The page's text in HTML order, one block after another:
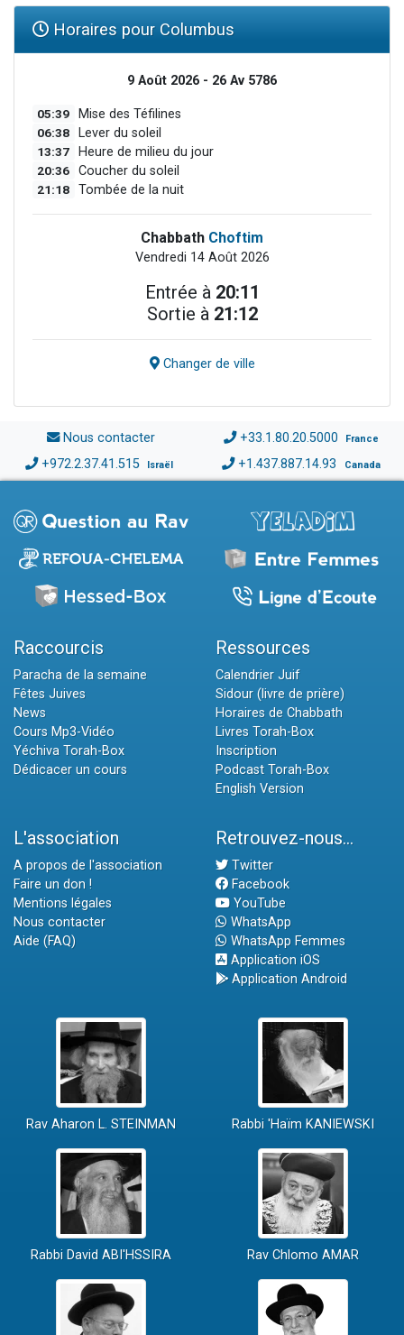
Horaires pour Columbus
9 Août 2026 - 26 Av 5786
05:39 Mise des Téfilines
06:38 Lever du soleil
13:37 Heure de milieu du jour
20:36 Coucher du soleil
21:18 Tombée de la nuit
Chabbath Choftim
Vendredi 14 Août 2026
Entrée à 20:11
Sortie à 21:12
Changer de ville
Nous contacter +33.1.80.20.5000 France
+972.2.37.41.515 Israël +1.437.887.14.93 Canada
Raccourcis
Paracha de la semaine
Fêtes Juives
News
Cours Mp3-Vidéo
Yéchiva Torah-Box
Dédicacer un cours
Ressources
Calendrier Juif
Sidour (livre de prière)
Horaires de Chabbath
Livres Torah-Box
Inscription
Podcast Torah-Box
English Version
L'association
A propos de l'association
Faire un don !
Mentions légales
Nous contacter
Aide (FAQ)
Retrouvez-nous...
Twitter
Facebook
YouTube
WhatsApp
WhatsApp Femmes
Application iOS
Application Android
Rav Aharon L. STEINMAN Rabbi 'Haïm KANIEWSKI
Rabbi David ABI'HSSIRA Rav Chlomo AMAR